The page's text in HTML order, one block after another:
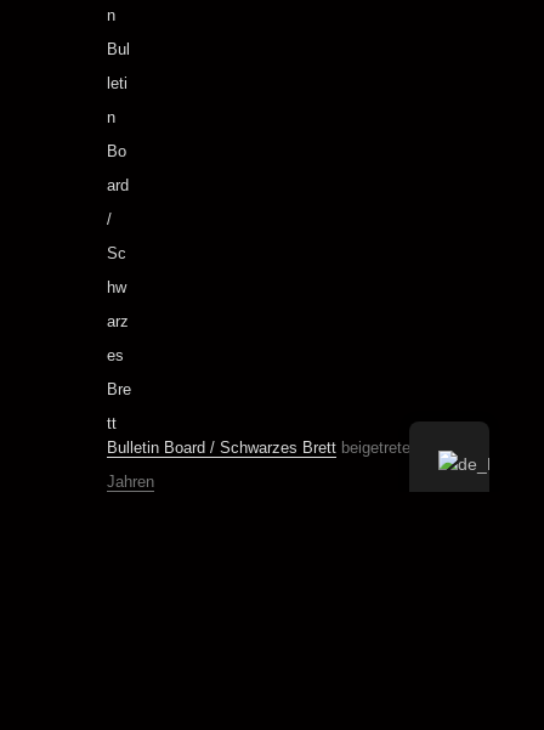
Bulletin Board / Schwarzes Brettbeigetreten
vor 4
Jahren